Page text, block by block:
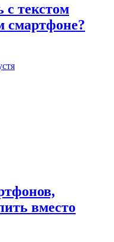
с текстом
смартфоне?
вместо